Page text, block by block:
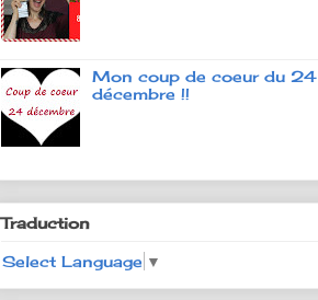
Mon coup de coeur du 24
décembre !!
Traduction
Select Language ▼